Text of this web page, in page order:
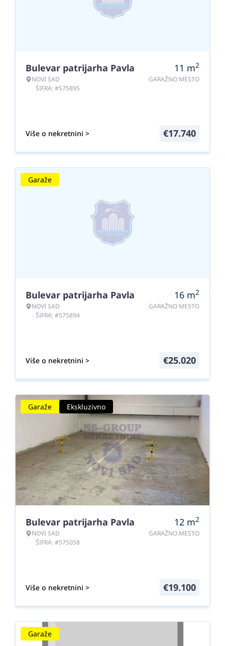
Bulevar patrijarha Pavla
NOVI SAD
ŠIFRA: #575895
11 m2
GARAŽNO MESTO
Više o nekretnini > €17.740
Garaže
Bulevar patrijarha Pavla
NOVI SAD
ŠIFRA: #575894
16 m2
GARAŽNO MESTO
Više o nekretnini > €25.020
Garaže Ekskluzivno
Bulevar patrijarha Pavla
NOVI SAD
ŠIFRA: #575058
12 m2
GARAŽNO MESTO
Više o nekretnini > €19.100
Garaže